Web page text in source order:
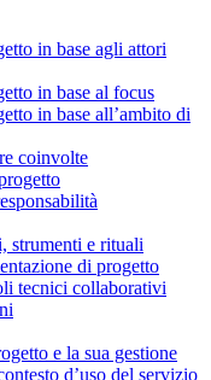
in base agli attori
in base al focus
in base all’ambito di
coinvolte
strumenti e rituali
di progetto
tecnici collaborativi
e la sua gestione
d’uso del servizio